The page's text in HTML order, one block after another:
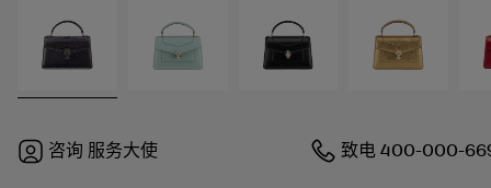
咨询 服务大使 致电400-000-